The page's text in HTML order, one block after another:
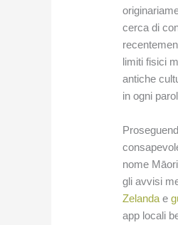
cerca di
limiti fisici
antiche
in ogni
nome
gli avvisi
Zelanda e
app locali